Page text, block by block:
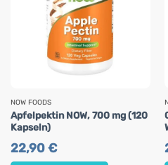
NOW FOODS
Apfelpektin NOW, 700 mg (120
Kapseln)
22,90€